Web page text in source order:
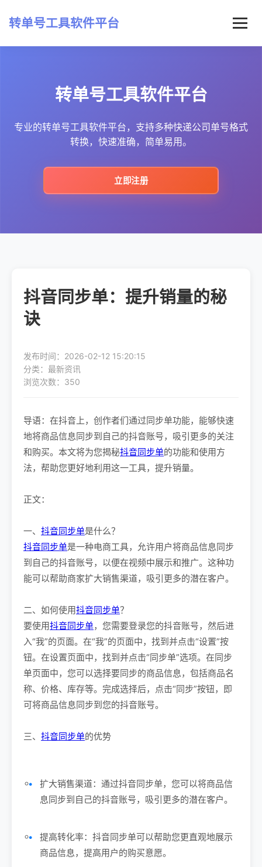
转单号工具软件平台
常见问题
最新资讯
转单号工具软件平台
专业的转单号工具软件平台，支持多种快递公司单号格式
转换，快速准确，简单易用。
立即注册
抖音同步单：提升销量的秘
诀
发布时间：2026-02-12 15:20:15
分类：最新资讯
浏览次数：350
导语：在抖音上，创作者们通过同步单功能，能够快速
地将商品信息同步到自己的抖音账号，吸引更多的关注
和购买。本文将为您揭秘抖音同步单的功能和使用方
法，帮助您更好地利用这一工具，提升销量。
正文：
一、 抖音同步单是什么？
抖音同步单是一种电商工具，允许用户将商品信息同步
到自己的抖音账号，以便在视频中展示和推广。这种功
能可以帮助商家扩大销售渠道，吸引更多的潜在客户。
二、如何使用抖音同步单？
要使用抖音同步单，您需要登录您的抖音账号，然后进
入“我”的页面。在“我”的页面中，找到并点击“设置”按
钮。在设置页面中，找到并点击“同步单”选项。在同步
单页面中，您可以选择要同步的商品信息，包括商品名
称、价格、库存等。完成选择后，点击“同步”按钮，即
可将商品信息同步到您的抖音账号。
三、 抖音同步单的优势
扩大销售渠道：通过抖音同步单，您可以将商品信
息同步到自己的抖音账号，吸引更多的潜在客户。
提高转化率：抖音同步单可以帮助您更直观地展示
商品信息，提高用户的购买意愿。